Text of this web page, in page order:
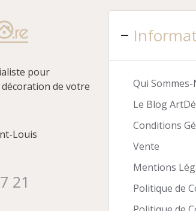
pour
décoration de votre
Louis
21
Qui Sommes-
Le Blog
Conditions
Vente
Mentions
Politique de